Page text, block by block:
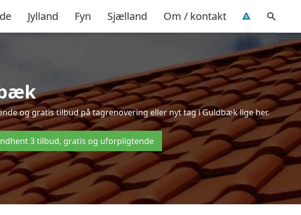
Jylland Fyn Sjælland Om / kontakt
og gratis tilbud på tagrenovering eller nyt tag i Guldbæk lige her.
3 tilbud, gratis og uforpligtende